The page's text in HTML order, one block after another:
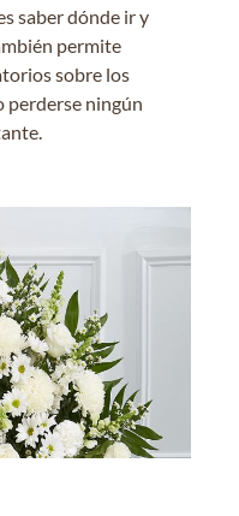
saber dónde ir y
permite
sobre los
perderse ningún